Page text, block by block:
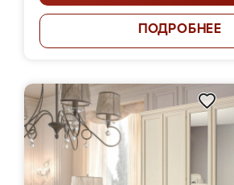
ПОДРОБНЕЕ